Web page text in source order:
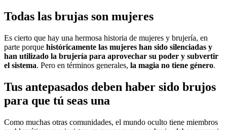
Todas las brujas son mujeres
Es cierto que hay una hermosa historia de mujeres y brujería, en
parte porque históricamente las mujeres han sido silenciadas y
han utilizado la brujería para aprovechar su poder y subvertir
el sistema. Pero en términos generales, la magia no tiene género.
Tus antepasados ​​deben haber sido brujos
para que tú seas una
Como muchas otras comunidades, el mundo oculto tiene miembros